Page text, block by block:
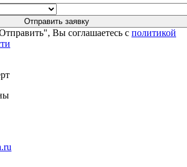
Вы соглашаетесь с политикой